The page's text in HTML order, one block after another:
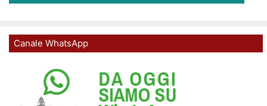
Canale WhatsApp